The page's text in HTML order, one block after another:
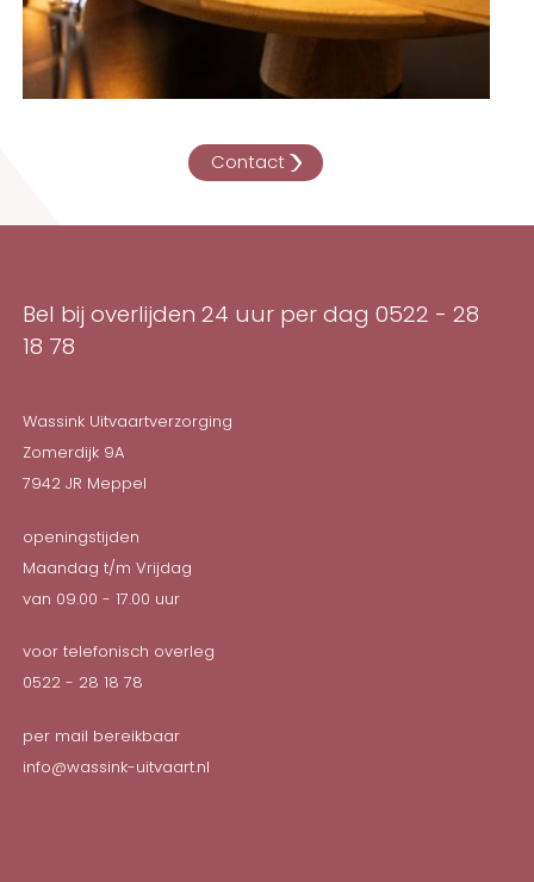
Contact
Bel bij overlijden 24 uur per dag 0522 - 28
18 78
Wassink Uitvaartverzorging
Zomerdijk 9A
7942 JR Meppel
openingstijden
Maandag t/m Vrijdag
van 09.00 - 17.00 uur
voor telefonisch overleg
0522 - 28 18 78
per mail bereikbaar
info@wassink-uitvaart.nl